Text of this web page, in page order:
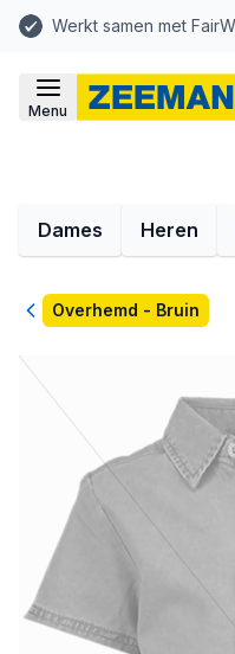
Werkt samen met
Menu
Dames Heren
TerugOverhemd - Bruin